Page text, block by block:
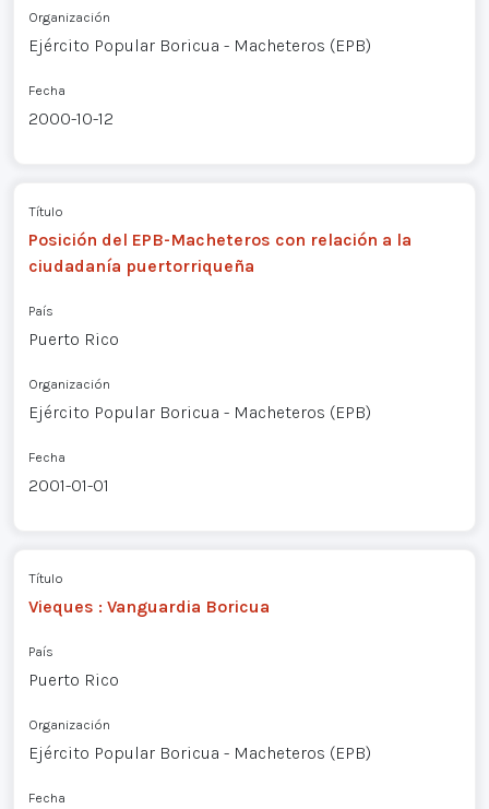
Organización
Ejército Popular Boricua - Macheteros (EPB)
Fecha
2000-10-12
Título
Posición del EPB-Macheteros con relación a la
ciudadanía puertorriqueña
País
Puerto Rico
Organización
Ejército Popular Boricua - Macheteros (EPB)
Fecha
2001-01-01
Título
Vieques : Vanguardia Boricua
País
Puerto Rico
Organización
Ejército Popular Boricua - Macheteros (EPB)
Fecha